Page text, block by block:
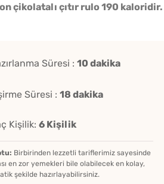
çikolatalı çıtır rulo 190 kaloridir.
Süresi : 10 dakika
Süresi : 18 dakika
Kişilik: 6 Kişilik
Birbirinden lezzetli tariflerimiz sayesinde
en zor yemekleri bile olabilecek en kolay,
şekilde hazırlayabilirsiniz.